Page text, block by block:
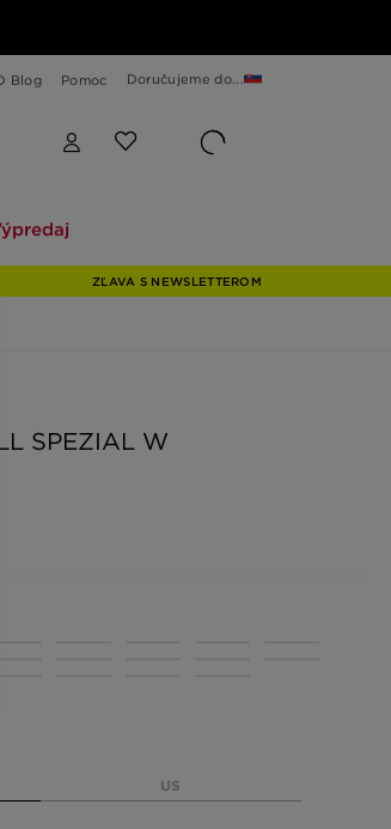
Blog Pomoc Doručujeme do...
ZĽAVA S NEWSLETTEROM
SPEZIAL W
US